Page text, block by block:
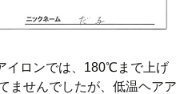
イロンでは、180℃まで上げ
ませんでしたが、低温ヘアア